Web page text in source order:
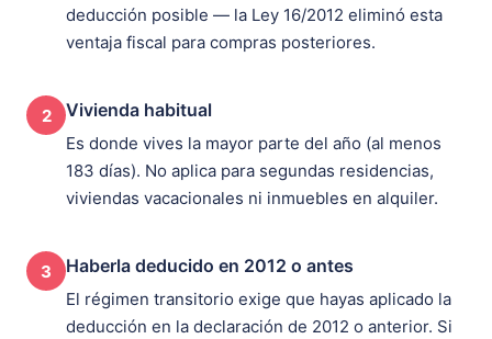
deducción posible — la Ley 16/2012 eliminó esta
ventaja fiscal para compras posteriores.
2 Vivienda habitual
Es donde vives la mayor parte del año (al menos
183 días). No aplica para segundas residencias,
viviendas vacacionales ni inmuebles en alquiler.
3 Haberla deducido en 2012 o antes
El régimen transitorio exige que hayas aplicado la
deducción en la declaración de 2012 o anterior. Si